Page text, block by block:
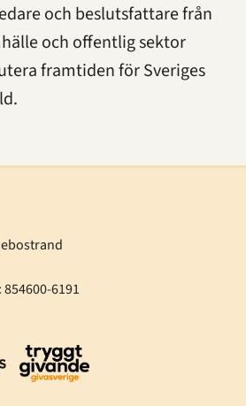
och beslutsfattare från
och offentlig sektor
framtiden för Sveriges
854600-6191